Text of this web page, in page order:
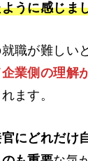
うに感じま
職が難しい
業側の理解
ます。
にどれだけ